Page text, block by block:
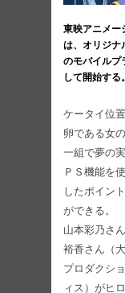
東映アニメー
は、オリジナ
のモバイルプ
して開始する。
ケータイ位
卵である女
一組で夢の
ＰＳ機能を
したポイン
ができる。
山本彩乃さ
裕香さん（
プロダクシ
ィス）がヒ